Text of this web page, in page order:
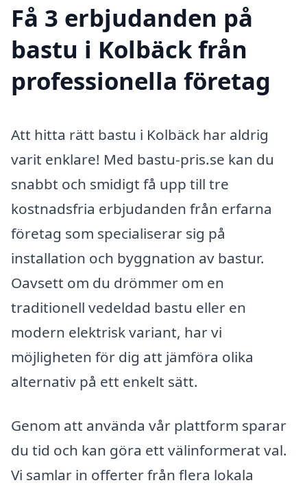
Få 3 erbjudanden på
bastu i Kolbäck från
professionella företag
Att hitta rätt bastu i Kolbäck har aldrig
varit enklare! Med bastu-pris.se kan du
snabbt och smidigt få upp till tre
kostnadsfria erbjudanden från erfarna
företag som specialiserar sig på
installation och byggnation av bastur.
Oavsett om du drömmer om en
traditionell vedeldad bastu eller en
modern elektrisk variant, har vi
möjligheten för dig att jämföra olika
alternativ på ett enkelt sätt.
Genom att använda vår plattform sparar
du tid och kan göra ett välinformerat val.
Vi samlar in offerter från flera lokala